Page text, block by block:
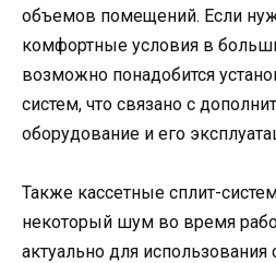
объемов помещений. Если
комфортные условия в
возможно понадобится
систем, что связано с
оборудование и его
Также кассетные сплит-
некоторый шум во время
актуально для использования